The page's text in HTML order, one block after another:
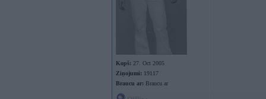
Kopš: 27. Oct 2005
Ziņojumi: 19117
Braucu ar: Braucu ar